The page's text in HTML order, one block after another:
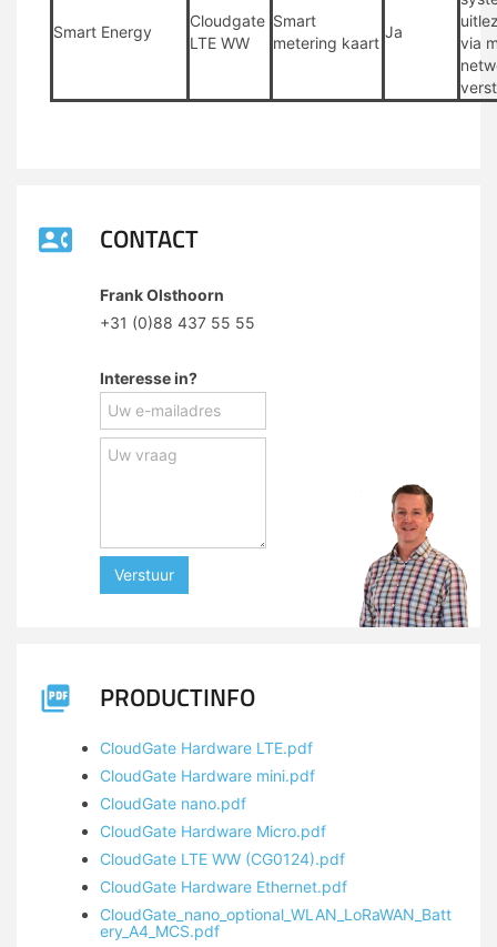
Smart Energy
Cloudgate
LTE WW
Smart
metering kaart
Ja
via
CONTACT
Frank Olsthoorn
+31 (0)88 437 55 55
Interesse in?
Verstuur
PRODUCTINFO
CloudGate Hardware LTE.pdf
CloudGate Hardware mini.pdf
CloudGate nano.pdf
CloudGate Hardware Micro.pdf
CloudGate LTE WW (CG0124).pdf
CloudGate Hardware Ethernet.pdf
CloudGate_nano_optional_WLAN_LoRaWAN_Batt
ery_A4_MCS.pdf